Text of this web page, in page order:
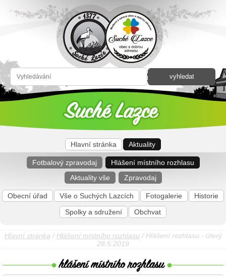
Hlavní stránka Aktuality
Fotbalový zpravodaj
Hlášení místního rozhlasu
Aktuality vše
Zpravodaj
Obecní úřad Vše o Suchých Lazcích Fotogalerie
Historie
Spolky a sdružení
Obchvat
Hlavní stránka / Hlášení místního rozhlasu / Hlášení rozhlasu - úterý
28.5.2019